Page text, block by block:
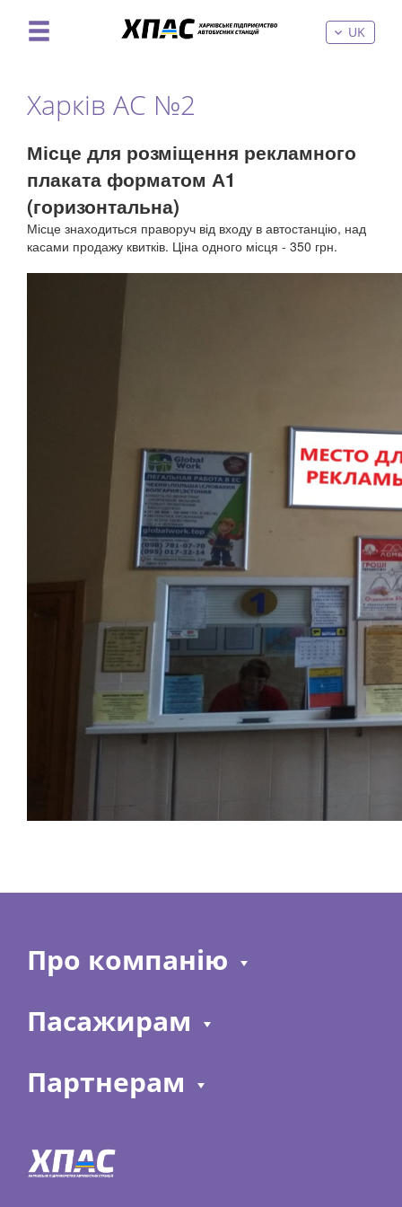
UK
Харків АС №2
Місце для розміщення рекламного
плаката форматом А1
(горизонтальна)
Місце знаходиться праворуч від входу в автостанцію, над
касами продажу квитків. Ціна одного місця - 350 грн.
Про компанію
Пасажирам
Партнерам